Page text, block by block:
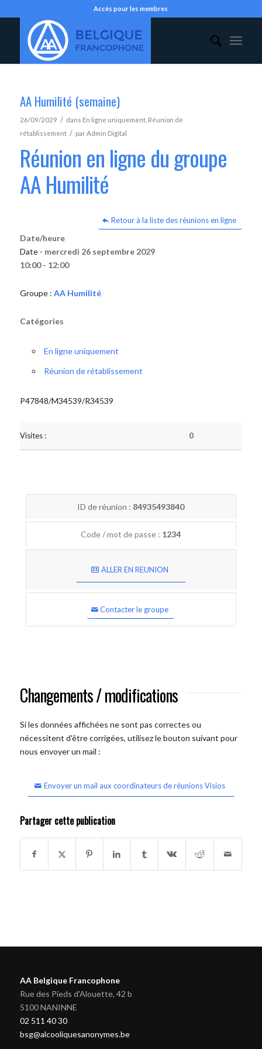
Accès pour les membres
AA Humilité (semaine)
26/09/2029 / dans En ligne uniquement, Réunion de
rétablissement / parAdmin Digital
Réunion en ligne du groupe
AA Humilité
Retour à la liste des réunions en ligne
Date/heure
Date - mercredi 26 septembre 2029
10:00 - 12:00
Groupe : AA Humilité
Catégories
En ligne uniquement
Réunion de rétablissement
P47848/M34539/R34539
Visites : 0
ID de réunion : 84935493840
Code / mot de passe : 1234
ALLER EN REUNION
Contacter le groupe
Changements / modifications
Si les données affichées ne sont pas correctes ou
nécessitent d'être corrigées, utilisez le bouton suivant pour
nous envoyer un mail :
Envoyer un mail aux coordinateurs de réunions Visios
Partager cette publication
AA Belgique Francophone
Rue des Pieds d'Alouette, 42 b
5100 NANINNE
02 511 40 30
bsg@alcooliquesanonymes.be